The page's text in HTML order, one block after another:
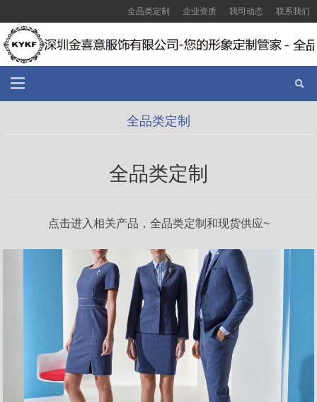
全品类定制 企业资质 我司动态 联系我们
全品类定制
全品类定制
点击进入相关产品，全品类定制和现货供应~